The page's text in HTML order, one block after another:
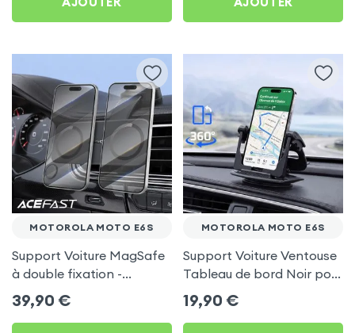
MOTOROLA MOTO E6S
Support Voiture MagSafe
à double fixation -
Acefast pour Motorola
Moto E6s
39,90 €
MOTOROLA MOTO E6S
Support Voiture Ventouse
Tableau de bord Noir pour
Motorola Moto E6s
19,90 €